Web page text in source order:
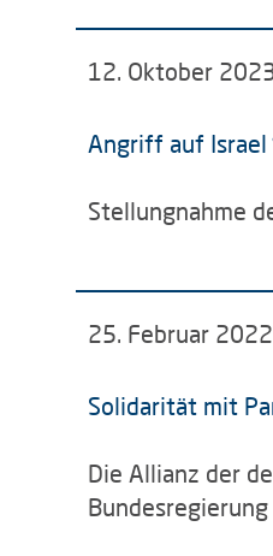
12. Oktober
Angriff auf Israel
Stellungnahme
25. Februar 2022
Solidarität mit
Die Allianz der